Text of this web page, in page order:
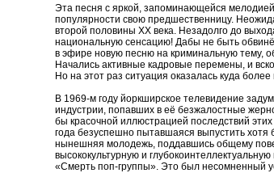
Эта песня с яркой, запоминающейся
популярности свою предшественницу.
второй половины XX века. Незадолго до
национальную сенсацию! Дабы не быть
в эфире новую песню на криминальную тему,
Начались активные кадровые перемены, и
Но на этот раз ситуация оказалась куда более
В 1969-м году йоркширское телевидение
индустрии, попавших в её безжалостные
бы красочной иллюстрацией последствий
года безуспешно пытавшаяся выпустить
нынешняя молодежь, поддавшись общему
высококультурную и
«Смерть поп-группы». Это был несомненный